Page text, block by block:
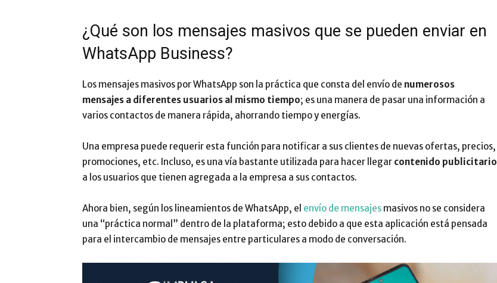
¿Qué son los mensajes masivos que se pueden enviar en
WhatsApp Business?
Los mensajes masivos por WhatsApp son la práctica que consta del envío de numerosos
mensajes a diferentes usuarios al mismo tiempo; es una manera de pasar una información a
varios contactos de manera rápida, ahorrando tiempo y energías.
Una empresa puede requerir esta función para notificar a sus clientes de nuevas ofertas, precios,
promociones, etc. Incluso, es una vía bastante utilizada para hacer llegar contenido publicitario
a los usuarios que tienen agregada a la empresa a sus contactos.
Ahora bien, según los lineamientos de WhatsApp, el envío de mensajes masivos no se considera
una “práctica normal” dentro de la plataforma; esto debido a que esta aplicación está pensada
para el intercambio de mensajes entre particulares a modo de conversación.